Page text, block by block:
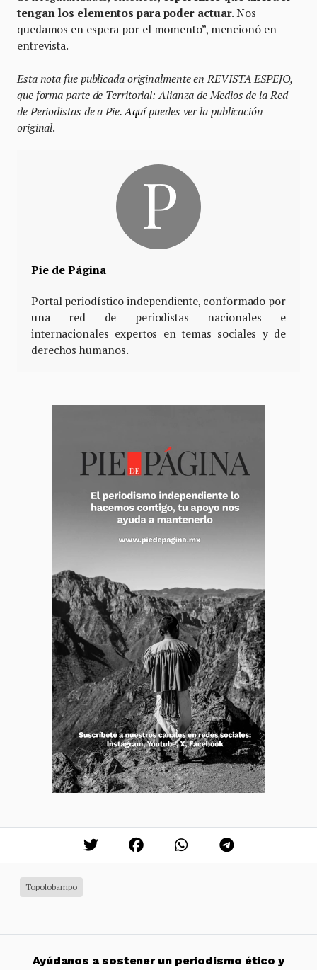
tengan los elementos para poder actuar. Nos
quedamos en espera por el momento”, mencionó en
entrevista.
Esta nota fue publicada originalmente en REVISTA ESPEJO,
que forma parte de Territorial: Alianza de Medios de la Red
de Periodistas de a Pie.Aquípuedes ver la publicación
original.
Pie de Página
Portal periodístico independiente, conformado por
una red de periodistas nacionales e
internacionales expertos en temas sociales y de
derechos humanos.
Topolobampo
Ayúdanos a sostener un periodismo ético y